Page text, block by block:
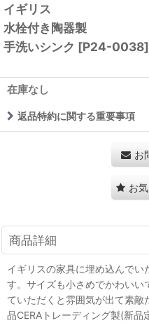
イギリス
水栓付き陶器製
手洗いシンク [P24-0038]
在庫なし
返品特約に関する重要事項
お
お
商品詳細
イギリスの家具に埋め込んで
す。サイズも小さめでかわいい
ていただくと雰囲気が出て素敵
品CERAトレーディング製(新